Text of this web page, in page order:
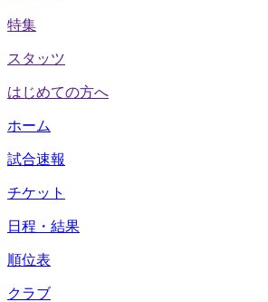
特集
スタッツ
はじめての方へ
ホーム
試合速報
チケット
日程・結果
順位表
クラブ